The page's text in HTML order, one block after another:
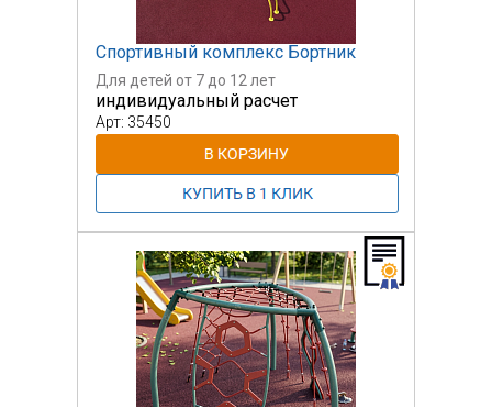
Спортивный комплекс Бортник
Для детей от 7 до 12 лет
индивидуальный расчет
Арт: 35450